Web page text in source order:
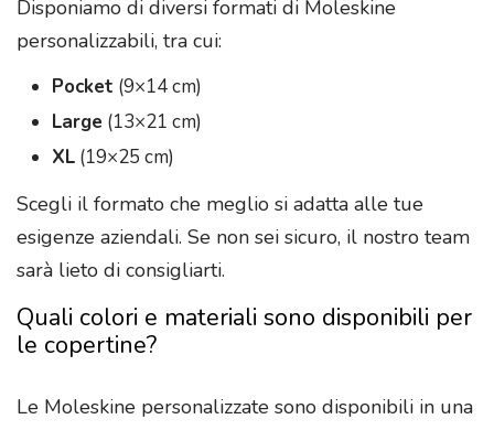
Disponiamo di diversi formati di Moleskine
personalizzabili, tra cui:
Pocket (9×14 cm)
Large (13×21 cm)
XL (19×25 cm)
Scegli il formato che meglio si adatta alle tue
esigenze aziendali. Se non sei sicuro, il nostro team
sarà lieto di consigliarti.
Quali colori e materiali sono disponibili per
le copertine?
Le Moleskine personalizzate sono disponibili in una